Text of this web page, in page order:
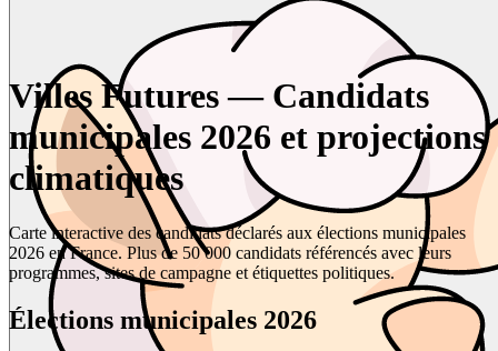
Villes Futures — Candidats
municipales 2026 et projections
climatiques
Carte interactive des candidats déclarés aux élections municipales
2026 en France. Plus de 50 000 candidats référencés avec leurs
programmes, sites de campagne et étiquettes politiques.
Élections municipales 2026